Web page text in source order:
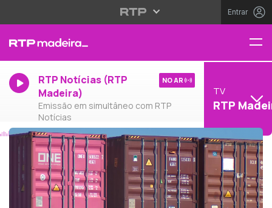
Entrar
RTP Notícias (RTP
Madeira)
Emissão em simultâneo com RTP
Notícias
NO AR
TV
RTP